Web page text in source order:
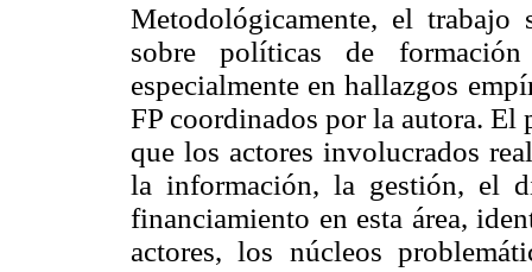
Metodológicamente, el trabajo
sobre políticas de
especialmente en hallazgos
FP coordinados por la autora.
que los actores involucrados
la información, la gestión, el
financiamiento en esta área,
actores, los núcleos